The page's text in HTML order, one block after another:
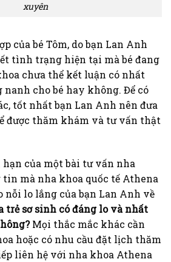
xuyên
của bé Tôm, do bạn Lan Anh
tình trạng hiện tại mà bé đang
chưa thể kết luận có nhất
cho bé hay không. Để có
tốt nhất bạn Lan Anh nên đưa
được thăm khám và tư vấn thật
của một bài tư vấn nha
mà nha khoa quốc tế Athena
nỗi lo lắng của bạn Lan Anh về
trẻ sơ sinh có đáng lo và nhất
Mọi thắc mắc khác cần
hoặc có nhu cầu đặt lịch thăm
liên hệ với nha khoa Athena